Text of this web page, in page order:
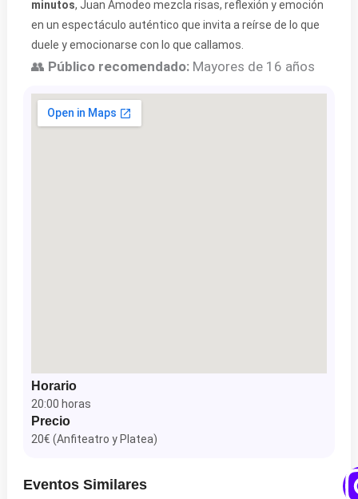
minutos, Juan Amodeo mezcla risas, reflexión y emoción
en un espectáculo auténtico que invita a reírse de lo que
duele y emocionarse con lo que callamos.
👥 Público recomendado: Mayores de 16 años
Horario
20:00 horas
Precio
20€ (Anfiteatro y Platea)
Eventos Similares